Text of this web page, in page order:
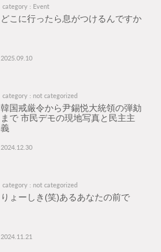
category : Event
どこに行ったら息がつけるんですか
2025.09.10
category : not categorized
韓国戒厳令から尹錫悦大統領の弾劾
まで 市民デモの現地写真と民主主
義
2024.12.30
category : not categorized
りょーしき(笑)あるあなたの前で
2024.11.21